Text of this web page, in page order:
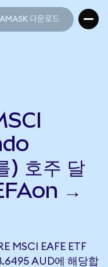
다운로드
호주 달
→
MSCI EAFE ETF
AUD에 해당합